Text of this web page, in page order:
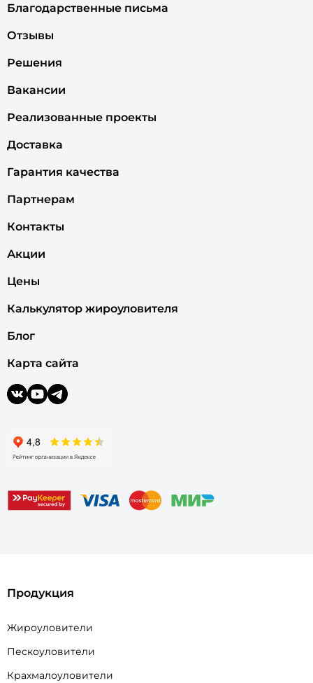
Благодарственные письма
Отзывы
Решения
Вакансии
Реализованные проекты
Доставка
Гарантия качества
Партнерам
Контакты
Акции
Цены
Калькулятор жироуловителя
Блог
Карта сайта
Продукция
Жироуловители
Пескоуловители
Крахмалоуловители